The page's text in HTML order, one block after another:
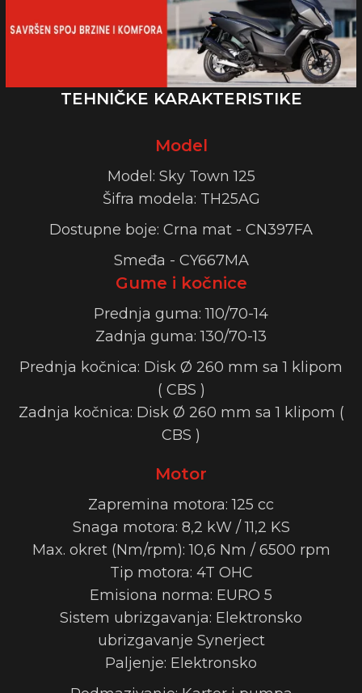
TEHNIČKE KARAKTERISTIKE
Model
Model: Sky Town 125
Šifra modela: TH25AG
Dostupne boje: Crna mat - CN397FA
Smeđa - CY667MA
Gume i kočnice
Prednja guma: 110/70-14
Zadnja guma: 130/70-13
Prednja kočnica: Disk Ø 260 mm sa 1 klipom
( CBS )
Zadnja kočnica: Disk Ø 260 mm sa 1 klipom (
CBS )
Motor
Zapremina motora: 125 cc
Snaga motora: 8,2 kW / 11,2 KS
Max. okret (Nm/rpm): 10,6 Nm / 6500 rpm
Tip motora: 4T OHC
Emisiona norma: EURO 5
Sistem ubrizgavanja: Elektronsko
ubrizgavanje Synerject
Paljenje: Elektronsko